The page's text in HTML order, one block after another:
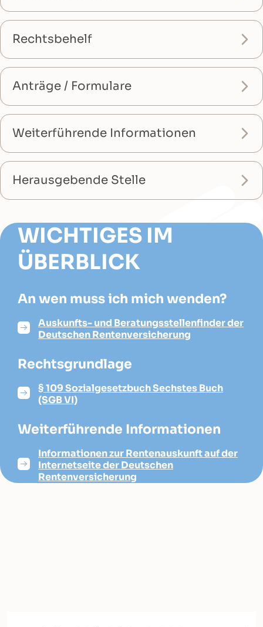
Rechtsbehelf
Anträge / Formulare
Weiterführende Informationen
Herausgebende Stelle
WICHTIGES IM
ÜBERBLICK
An wen muss ich mich wenden?
Auskunfts- und Beratungsstellenfinder der
Deutschen Rentenversicherung
Rechtsgrundlage
§ 109 Sozialgesetzbuch Sechstes Buch
(SGB VI)
Weiterführende Informationen
Informationen zur Rentenauskunft auf der
Internetseite der Deutschen
Rentenversicherung